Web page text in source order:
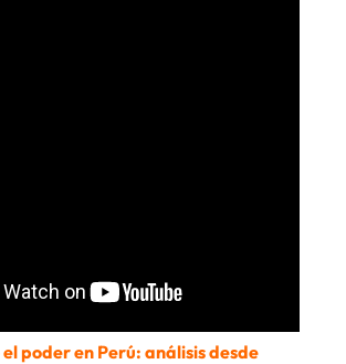
poder en Perú: análisis desde